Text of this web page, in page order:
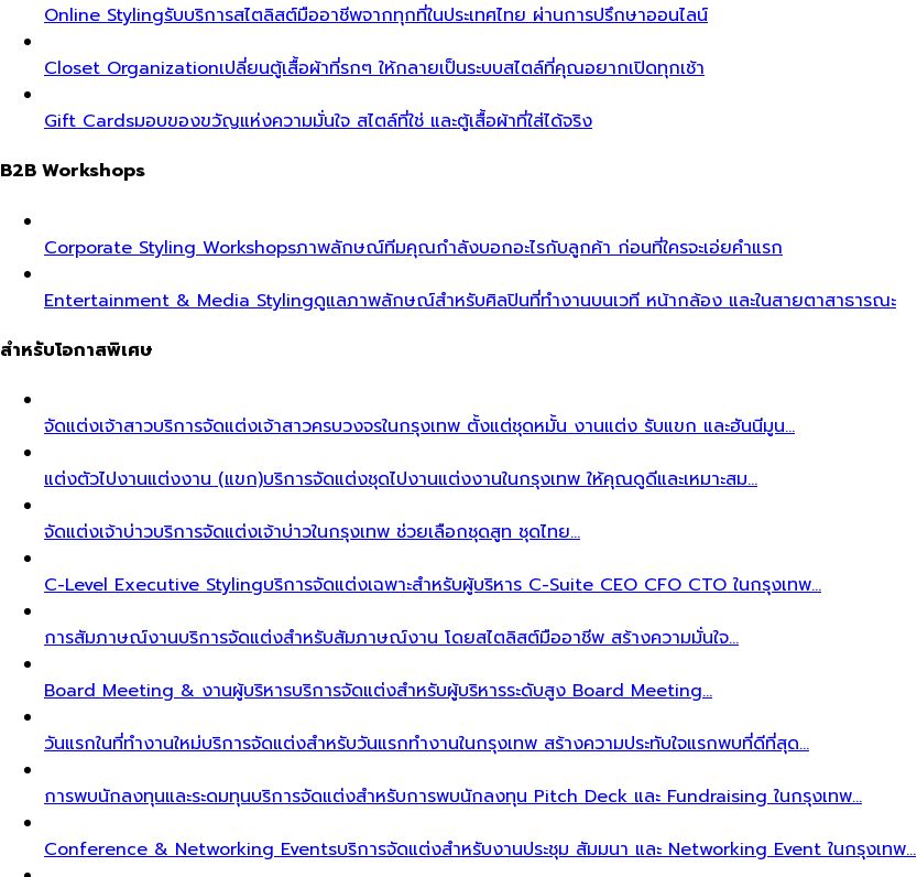
Online Stylingรับบริการสไตลิสต์มืออาชีพจากทุกที่ในประเทศไทย ผ่านการปรึกษาออนไลน์
Closet Organizationเปลี่ยนตู้เสื้อผ้าที่รกๆ ให้กลายเป็นระบบสไตล์ที่คุณอยากเปิดทุกเช้า
Gift Cardsมอบของขวัญแห่งความมั่นใจ สไตล์ที่ใช่ และตู้เสื้อผ้าที่ใส่ได้จริง
B2B Workshops
Corporate Styling Workshopsภาพลักษณ์ทีมคุณกำลังบอกอะไรกับลูกค้า ก่อนที่ใครจะเอ่ยคำแรก
Entertainment & Media Stylingดูแลภาพลักษณ์สำหรับศิลปินที่ทำงานบนเวที หน้ากล้อง และในสายตาสาธารณะ
สำหรับโอกาสพิเศษ
จัดแต่งเจ้าสาวบริการจัดแต่งเจ้าสาวครบวงจรในกรุงเทพ ตั้งแต่ชุดหมั้น งานแต่ง รับแขก และฮันนีมูน…
แต่งตัวไปงานแต่งงาน (แขก)บริการจัดแต่งชุดไปงานแต่งงานในกรุงเทพ ให้คุณดูดีและเหมาะสม…
จัดแต่งเจ้าบ่าวบริการจัดแต่งเจ้าบ่าวในกรุงเทพ ช่วยเลือกชุดสูท ชุดไทย…
C-Level Executive Stylingบริการจัดแต่งเฉพาะสำหรับผู้บริหาร C-Suite CEO CFO CTO ในกรุงเทพ…
การสัมภาษณ์งานบริการจัดแต่งสำหรับสัมภาษณ์งาน โดยสไตลิสต์มืออาชีพ สร้างความมั่นใจ…
Board Meeting & งานผู้บริหารบริการจัดแต่งสำหรับผู้บริหารระดับสูง Board Meeting…
วันแรกในที่ทำงานใหม่บริการจัดแต่งสำหรับวันแรกทำงานในกรุงเทพ สร้างความประทับใจแรกพบที่ดีที่สุด…
การพบนักลงทุนและระดมทุนบริการจัดแต่งสำหรับการพบนักลงทุน Pitch Deck และ Fundraising ในกรุงเทพ…
Conference & Networking Eventsบริการจัดแต่งสำหรับงานประชุม สัมมนา และ Networking Event ในกรุงเทพ…